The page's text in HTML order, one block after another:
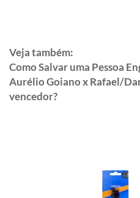
Veja também:
Como Salvar uma Pessoa
Aurélio Goiano x Rafael/
vencedor?